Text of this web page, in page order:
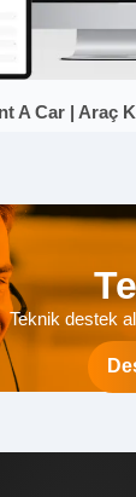
A Car | Araç
Teknik destek